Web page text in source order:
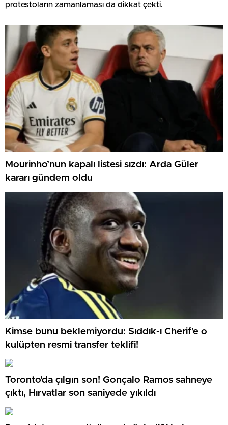
protestoların zamanlaması da dikkat çekti.
Mourinho’nun kapalı listesi sızdı: Arda Güler
kararı gündem oldu
Kimse bunu beklemiyordu: Sıddık-ı Cherif’e o
kulüpten resmi transfer teklifi!
Toronto’da çılgın son! Gonçalo Ramos sahneye
çıktı, Hırvatlar son saniyede yıkıldı